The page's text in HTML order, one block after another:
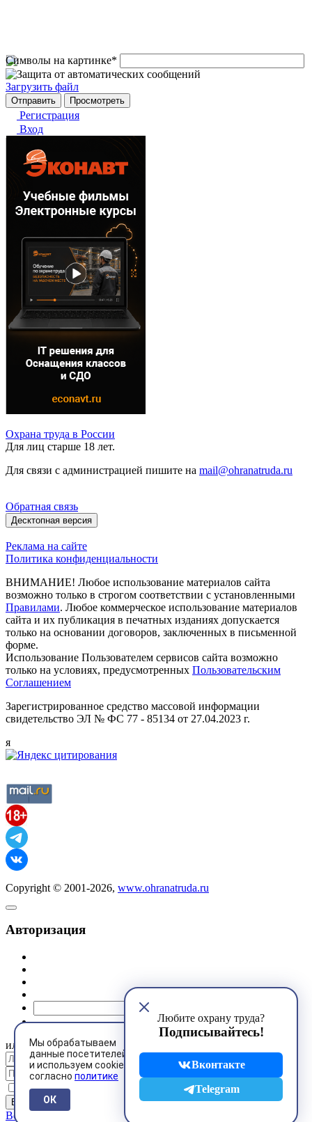
Символы на картинке*
Загрузить файл
Регистрация
Вход
Мы обрабатываем
данные посетителей
и используем cookies
согласно политике
ОК
Любите охрану труда?
Подписывайтесь!
Вконтакте
Telegram
Охрана труда в России
Для лиц старше 18 лет.
Для связи с администрацией пишите на mail@ohranatruda.ru
Обратная связь
Десктопная версия
Реклама на сайте
Политика конфиденциальности
ВНИМАНИЕ! Любое использование материалов сайта
возможно только в строгом соответствии с установленными
Правилами. Любое коммерческое использование материалов
сайта и их публикация в печатных изданиях допускается
только на основании договоров, заключенных в письменной
форме.
Использование Пользователем сервисов сайта возможно
только на условиях, предусмотренных Пользовательским
Соглашением
Зарегистрированное средство массовой информации
свидетельство ЭЛ № ФС 77 - 85134 от 27.04.2023 г.
я
Copyright © 2001-2026, www.ohranatruda.ru
Авторизация
или
Запомнить меня
Восстановить пароль